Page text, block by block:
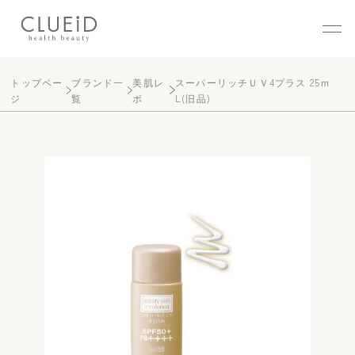
トップペー
ジ
ブランド一
覧
美肌レ
ボ
スーパーリッチＵＶ4プラス 25ｍ
L(旧品)